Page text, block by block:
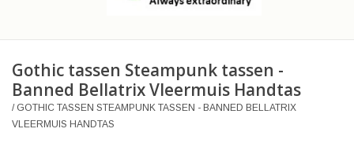
Merchandise
Retro Vintage
Gothic tassen Steampunk tassen -
Banned Bellatrix Vleermuis Handtas
/ GOTHIC TASSEN STEAMPUNK TASSEN - BANNED BELLATRIX
VLEERMUIS HANDTAS